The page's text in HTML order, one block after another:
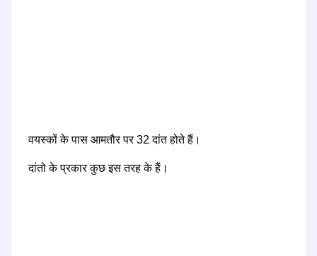
वयस्कों के पास आमतौर पर 32 दांत होते हैं।
दांतो के प्रकार कुछ इस तरह के हैं।